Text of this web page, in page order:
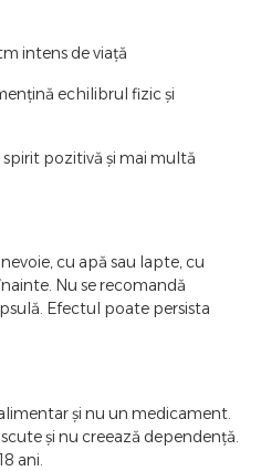
intens de viață
echilibrul fizic și
spirit pozitivă și mai multă
cu apă sau lapte, cu
Nu se recomandă
Efectul poate persista
și nu un medicament.
și nu creează dependență.
ani.